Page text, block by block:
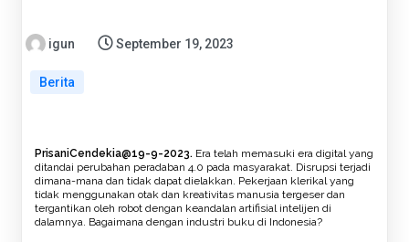
igun September 19, 2023
Berita
PrisaniCendekia@19-9-2023. Era telah memasuki era digital yang
ditandai perubahan peradaban 4.0 pada masyarakat. Disrupsi terjadi
dimana-mana dan tidak dapat dielakkan. Pekerjaan klerikal yang
tidak menggunakan otak dan kreativitas manusia tergeser dan
tergantikan oleh robot dengan keandalan artifisial intelijen di
dalamnya. Bagaimana dengan industri buku di Indonesia?